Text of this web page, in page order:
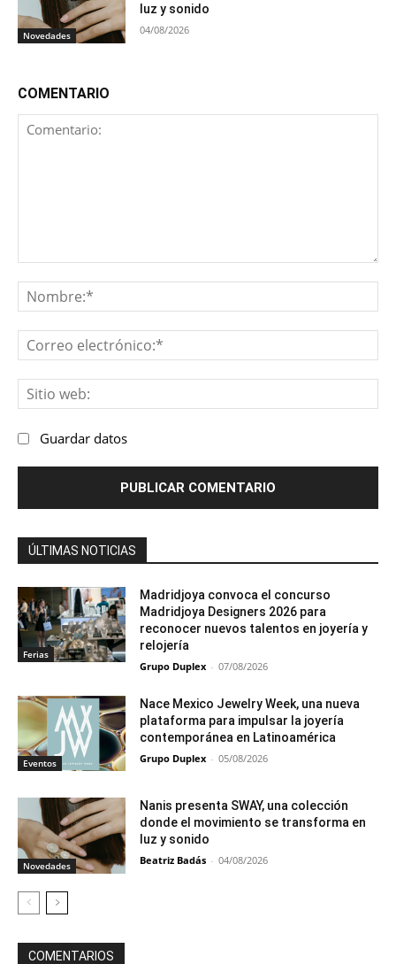
Novedades
luz y sonido
04/08/2026
COMENTARIO
Guardar datos
ÚLTIMAS NOTICIAS
Ferias
Madridjoya convoca el concurso
Madridjoya Designers 2026 para
reconocer nuevos talentos en joyería y
relojería
Grupo Duplex - 07/08/2026
Eventos
Nace Mexico Jewelry Week, una nueva
plataforma para impulsar la joyería
contemporánea en Latinoamérica
Grupo Duplex - 05/08/2026
Novedades
Nanis presenta SWAY, una colección
donde el movimiento se transforma en
luz y sonido
Beatriz Badás - 04/08/2026
COMENTARIOS